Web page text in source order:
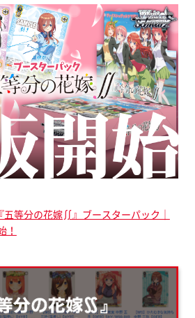
『五等分の花嫁∬』ブースターパック｜
！